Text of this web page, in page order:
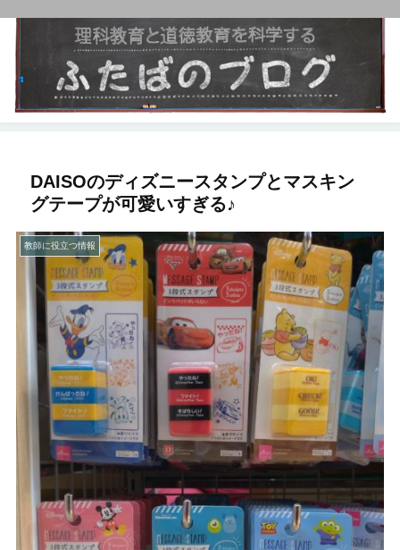
DAISOのディズニースタンプとマスキン
グテープが可愛いすぎる♪
教師に役立つ情報